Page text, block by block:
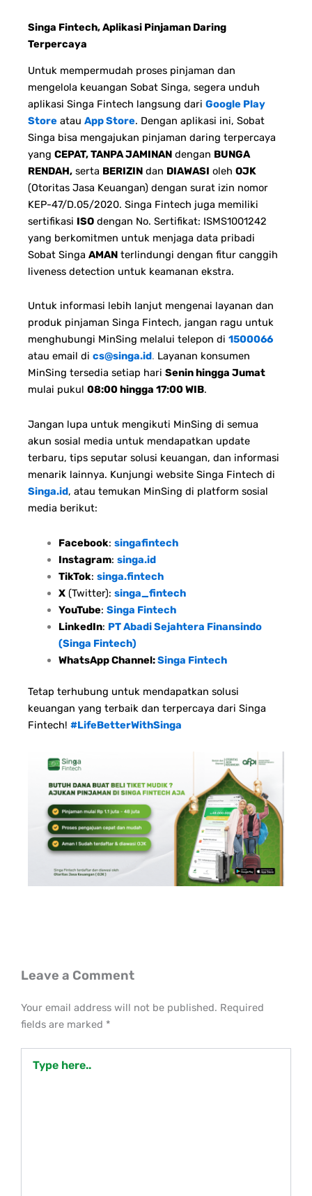
Singa Fintech, Aplikasi Pinjaman Daring
Terpercaya
Untuk mempermudah proses pinjaman dan
mengelola keuangan Sobat Singa, segera unduh
aplikasi Singa Fintech langsung dari Google Play
Store atau App Store. Dengan aplikasi ini, Sobat
Singa bisa mengajukan pinjaman daring terpercaya
yang CEPAT, TANPA JAMINAN dengan BUNGA
RENDAH, serta BERIZIN dan DIAWASI oleh OJK
(Otoritas Jasa Keuangan) dengan surat izin nomor
KEP-47/D.05/2020. Singa Fintech juga memiliki
sertifikasi ISO dengan No. Sertifikat: ISMS1001242
yang berkomitmen untuk menjaga data pribadi
Sobat Singa AMAN terlindungi dengan fitur canggih
liveness detection untuk keamanan ekstra.
Untuk informasi lebih lanjut mengenai layanan dan
produk pinjaman Singa Fintech, jangan ragu untuk
menghubungi MinSing melalui telepon di 1500066
atau email di cs@singa.id. Layanan konsumen
MinSing tersedia setiap hari Senin hingga Jumat
mulai pukul 08:00 hingga 17:00 WIB.
Jangan lupa untuk mengikuti MinSing di semua
akun sosial media untuk mendapatkan update
terbaru, tips seputar solusi keuangan, dan informasi
menarik lainnya. Kunjungi website Singa Fintech di
Singa.id, atau temukan MinSing di platform sosial
media berikut:
Facebook: singafintech
Instagram: singa.id
TikTok: singa.fintech
X(Twitter): singa_fintech
YouTube: Singa Fintech
LinkedIn: PT Abadi Sejahtera Finansindo
(Singa Fintech)
WhatsApp Channel:Singa Fintech
Tetap terhubung untuk mendapatkan solusi
keuangan yang terbaik dan terpercaya dari Singa
Fintech! #LifeBetterWithSinga
Leave a Comment
Your email address will not be published. Required
fields are marked *
here..